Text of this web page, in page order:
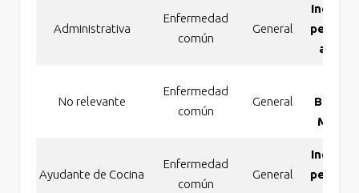
Administrativa
Enfermedad
común
General
No relevante
Enfermedad
común
General
Ayudante de Cocina
Enfermedad
común
General